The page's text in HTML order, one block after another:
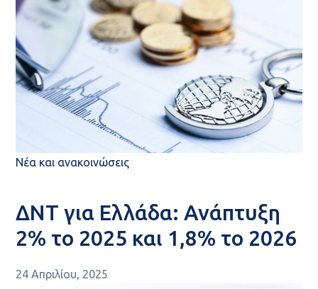
Νέα και ανακοινώσεις
ΔΝΤ για Ελλάδα: Ανάπτυξη
2% το 2025 και 1,8% το 2026
24 Απριλίου, 2025